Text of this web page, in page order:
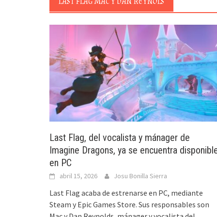
Last Flag, del vocalista y mánager de
Imagine Dragons, ya se encuentra
en PC
abril 15, 2026 Josu Bonilla Sierra
Last Flag acaba de estrenarse en PC, mediante
Steam y Epic Games Store. Sus responsables son